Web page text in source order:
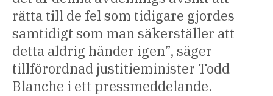
rätta till de fel som tidigare gjordes
samtidigt som man säkerställer att
detta aldrig händer igen”, säger
tillförordnad justitieminister Todd
Blanche i ett pressmeddelande.